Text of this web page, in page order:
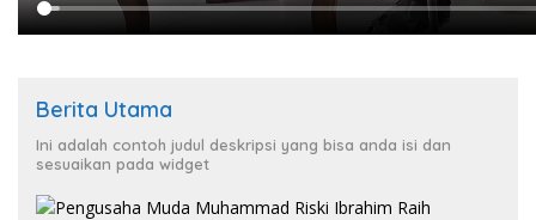
Berita Utama
Ini adalah contoh judul deskripsi yang bisa anda isi dan
sesuaikan pada widget